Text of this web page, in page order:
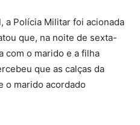
a Polícia Militar foi acionada
que, na noite de sexta-
com o marido e a filha
que as calças da
o marido acordado